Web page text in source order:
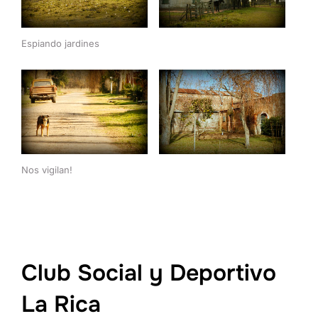
Espiando jardines
Nos vigilan!
Club Social y Deportivo
La Rica